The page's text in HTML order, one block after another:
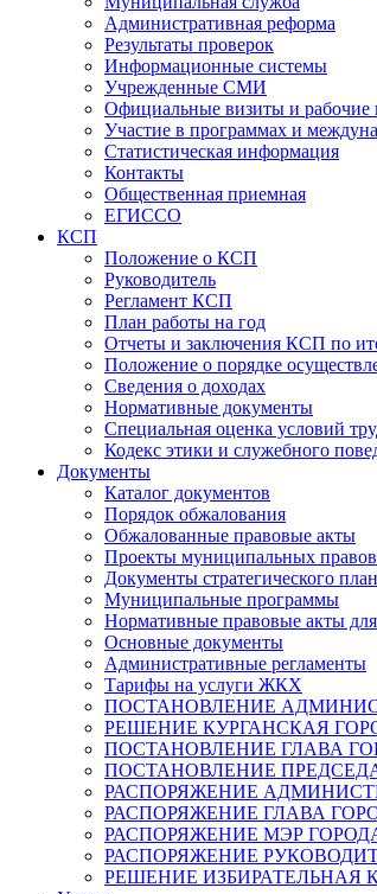
Административная реформа
Результаты проверок
Информационные системы
Учрежденные СМИ
Официальные визиты и рабочие
Участие в программах и
Статистическая информация
Контакты
Общественная приемная
ЕГИССО
КСП
Положение о КСП
Руководитель
Регламент КСП
План работы на год
Отчеты и заключения КСП по
Положение о порядке
Сведения о доходах
Нормативные документы
Специальная оценка условий
Кодекс этики и служебного
Документы
Каталог документов
Порядок обжалования
Обжалованные правовые акты
Проекты муниципальных
Документы стратегического
Муниципальные программы
Нормативные правовые акты
Основные документы
Административные регламенты
Тарифы на услуги ЖКХ
ПОСТАНОВЛЕНИЕ
РЕШЕНИЕ КУРГАНСКАЯ
ПОСТАНОВЛЕНИЕ ГЛАВА
ПОСТАНОВЛЕНИЕ
РАСПОРЯЖЕНИЕ
РАСПОРЯЖЕНИЕ ГЛАВА
РАСПОРЯЖЕНИЕ МЭР
РАСПОРЯЖЕНИЕ
РЕШЕНИЕ ИЗБИРАТЕЛЬНАЯ